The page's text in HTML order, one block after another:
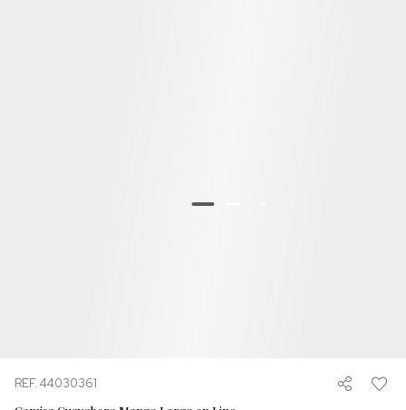
REF. 44030361